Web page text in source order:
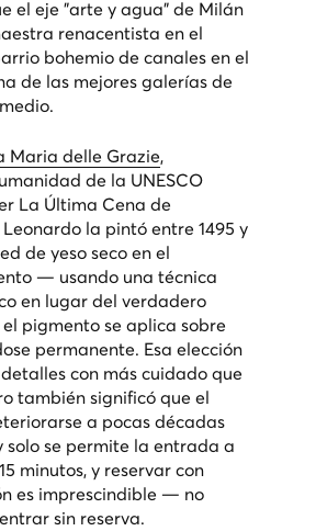
el eje "arte y agua" de Milán
renacentista en el
bohemio de canales en el
de las mejores galerías de
Maria delle Grazie,
de la UNESCO
La Última Cena de
la pintó entre 1495 y
de yeso seco en el
— usando una técnica
en lugar del verdadero
pigmento se aplica sobre
permanente. Esa elección
con más cuidado que
también significó que el
a pocas décadas
solo se permite la entrada a
minutos, y reservar con
es imprescindible — no
sin reserva.